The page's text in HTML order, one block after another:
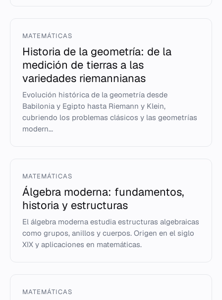
MATEMÁTICAS
Historia de la geometría: de la
medición de tierras a las
variedades riemannianas
Evolución histórica de la geometría desde
Babilonia y Egipto hasta Riemann y Klein,
cubriendo los problemas clásicos y las geometrías
modern...
MATEMÁTICAS
Álgebra moderna: fundamentos,
historia y estructuras
El álgebra moderna estudia estructuras algebraicas
como grupos, anillos y cuerpos. Origen en el siglo
XIX y aplicaciones en matemáticas.
MATEMÁTICAS